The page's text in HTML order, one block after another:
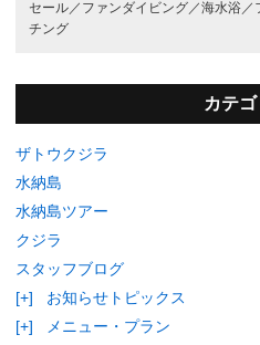
セール／ ファンダイビング／海水浴／
チング
カテ
ザトウクジラ
水納島
水納島ツアー
クジラ
スタッフブログ
[+]
お知らせトピックス
[+]
メニュー・プラン